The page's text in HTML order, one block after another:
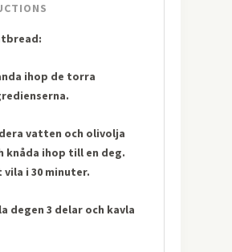
ihop de torra
vatten och olivolja
knåda ihop till en deg.
vila i 30 minuter.
degen 3 delar och kavla